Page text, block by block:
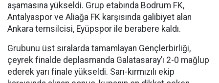
aşamasına yükseldi. Grup etabında Bodrum FK,
Antalyaspor ve Aliağa FK karşısında galibiyet alan
Ankara temsilcisi, Eyüpspor ile berabere kaldı.
Grubunu üst sıralarda tamamlayan Gençlerbirliği,
çeyrek finalde deplasmanda Galatasaray’ı 2-0 mağlup
ederek yarı finale yükseldi. Sarı-kırmızılı ekip